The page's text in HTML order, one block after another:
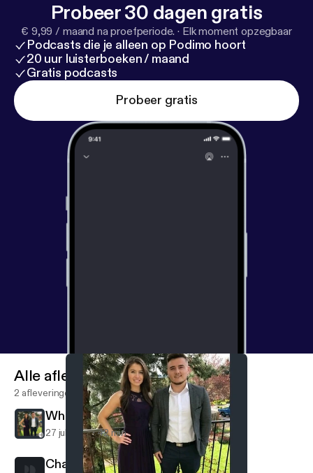
Probeer 30 dagen gratis
€ 9,99 / maand na proefperiode. · Elk moment opzegbaar
Podcasts die je alleen op Podimo hoort
20 uur luisterboeken / maand
Gratis podcasts
Probeer gratis
Alle afleveringen
2 afleveringen
White
27 jul 2017 42 min
Champ on trading 1st pick